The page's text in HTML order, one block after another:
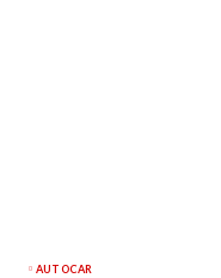
AUTOCAR